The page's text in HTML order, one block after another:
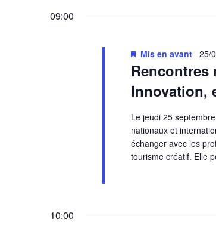
Évènements
mot-
une
09:00
Rencontres
Innovation,
Mis en avant 25/
Le jeudi 25
nationaux et
échanger avec les
tourisme créatif. Elle
10:00